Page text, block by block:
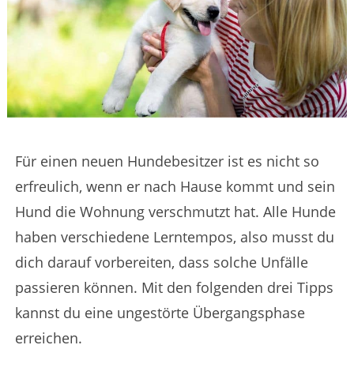
Für einen neuen Hundebesitzer ist es nicht so
erfreulich, wenn er nach Hause kommt und sein
Hund die Wohnung verschmutzt hat. Alle Hunde
haben verschiedene Lerntempos, also musst du
dich darauf vorbereiten, dass solche Unfälle
passieren können. Mit den folgenden drei Tipps
kannst du eine ungestörte Übergangsphase
erreichen.